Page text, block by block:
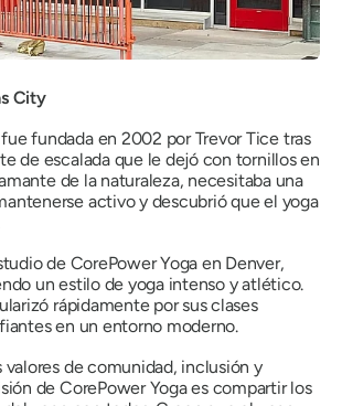
City
fundada en 2002 por Trevor Tice tras
de escalada que le dejó con tornillos en
de la naturaleza, necesitaba una
activo y descubrió que el yoga
de CorePower Yoga en Denver,
un estilo de yoga intenso y atlético.
rápidamente por sus clases
en un entorno moderno.
valores de comunidad, inclusión y
de CorePower Yoga es compartir los